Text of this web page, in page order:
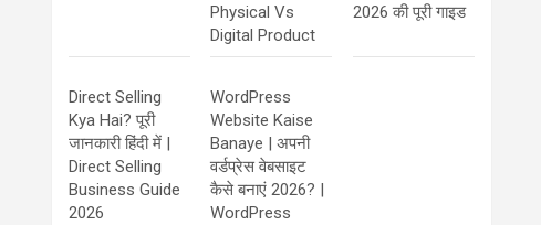
Physical Vs
Digital Product
2026 की पूरी गाइड
Direct Selling
Kya Hai? पूरी
जानकारी हिंदी में |
Direct Selling
Business Guide
2026
WordPress
Website Kaise
Banaye | अपनी
वर्डप्रेस वेबसाइट
कैसे बनाएं 2026? |
WordPress